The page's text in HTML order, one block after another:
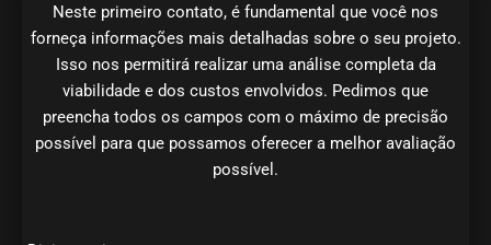
Neste primeiro contato, é fundamental que você nos
forneça informações mais detalhadas sobre o seu projeto.
Isso nos permitirá realizar uma análise completa da
viabilidade e dos custos envolvidos. Pedimos que
preencha todos os campos com o máximo de precisão
possível para que possamos oferecer a melhor avaliação
possível.